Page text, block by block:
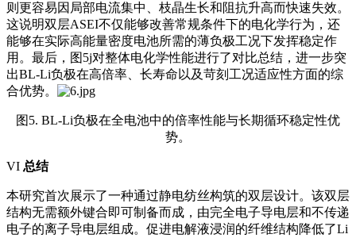
则更容易因局部电流集中、枝晶生长和阻抗升高而快速失效。
这说明双层ASEI不仅能够改善常规条件下的电化学行为，还
能够在实际高能量密度电池所需的薄负极工况下发挥稳定作
用。最后，图5j对整体电化学性能进行了对比总结，进一步突
出BL-Li负极在高倍率、长寿命以及苛刻工况适应性方面的综
合优势。
图5. BL-Li负极在全电池中的倍率性能与长期循环稳定性优
势。
VI 总结
本研究首次展示了一种通过静电纺丝构筑的双层设计。该双层
结构无需额外键合即可制备而成，由完全电子导电层和不传递
电子的离子导电层组成。促进电解液浸润的纤维结构降低了Li